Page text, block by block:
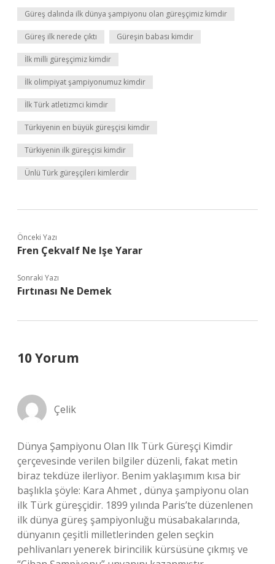
Güreş dalında ilk dünya şampiyonu olan güreşçimiz kimdir
Güreş ilk nerede çıktı Güreşin babası kimdir
İlk milli güreşçimiz kimdir
İlk olimpiyat şampiyonumuz kimdir
İlk Türk atletizmci kimdir
Türkiyenin en büyük güreşçisi kimdir
Türkiyenin ilk güreşçisi kimdir
Ünlü Türk güreşçileri kimlerdir
Önceki Yazı
Fren Çekvalf Ne Işe Yarar
Sonraki Yazı
Fırtınası Ne Demek
10 Yorum
Çelik
Dünya Şampiyonu Olan Ilk Türk Güreşçi Kimdir
çerçevesinde verilen bilgiler düzenli, fakat metin
biraz tekdüze ilerliyor. Benim yaklaşımım kısa bir
başlıkla şöyle: Kara Ahmet , dünya şampiyonu olan
ilk Türk güreşçidir. 1899 yılında Paris’te düzenlenen
ilk dünya güreş şampiyonluğu müsabakalarında,
dünyanın çeşitli milletlerinden gelen seçkin
pehlivanları yenerek birincilik kürsüsüne çıkmış ve